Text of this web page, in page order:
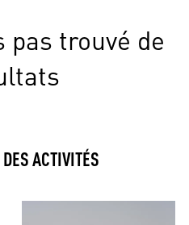
pas trouvé de
ACTIVITÉS